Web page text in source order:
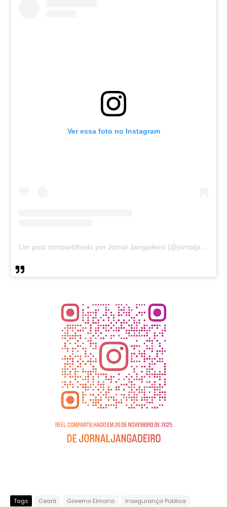
Ver essa foto no Instagram
Um post compartilhado por Jornal Jangadeiro (@jornaljangadeiro)
Tags Ceará Governo Elmano Insegurança Pública